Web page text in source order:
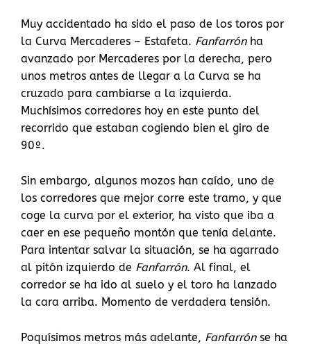
Muy accidentado ha sido el paso de los toros por
la Curva Mercaderes – Estafeta. Fanfarrónha
avanzado por Mercaderes por la derecha, pero
unos metros antes de llegar a la Curva se ha
cruzado para cambiarse a la izquierda.
Muchísimos corredores hoy en este punto del
recorrido que estaban cogiendo bien el giro de
90º.
Sin embargo, algunos mozos han caído, uno de
los corredores que mejor corre este tramo, y que
coge la curva por el exterior, ha visto que iba a
caer en ese pequeño montón que tenía delante.
Para intentar salvar la situación, se ha agarrado
al pitón izquierdo de Fanfarrón. Al final, el
corredor se ha ido al suelo y el toro ha lanzado
la cara arriba. Momento de verdadera tensión.
Poquísimos metros más adelante, Fanfarrónse ha